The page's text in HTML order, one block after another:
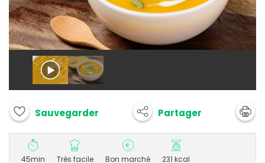
Sauvegarder Partager
45min Très facile Bon marché 231 kcal